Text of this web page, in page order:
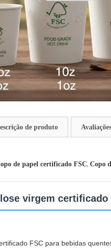
de produto
de papel certificado FSC, Copo
virgem
FSC para bebidas